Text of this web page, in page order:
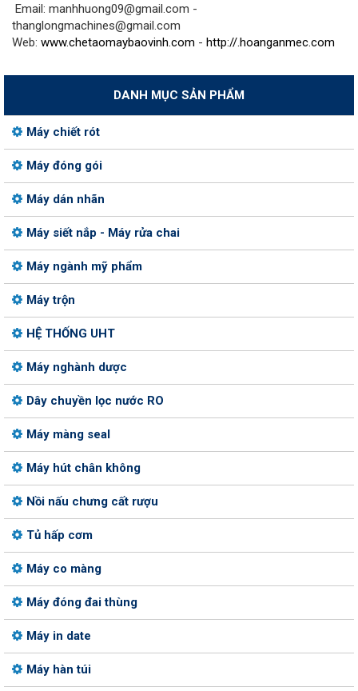
Email: manhhuong09@gmail.com -
thanglongmachines@gmail.com
Web: www.chetaomaybaovinh.com - http://.hoanganmec.com
DANH MỤC SẢN PHẨM
Máy chiết rót
Máy đóng gói
Máy dán nhãn
Máy siết nắp - Máy rửa chai
Máy ngành mỹ phẩm
Máy trộn
HỆ THỐNG UHT
Máy nghành dược
Dây chuyền lọc nước RO
Máy màng seal
Máy hút chân không
Nồi nấu chưng cất rượu
Tủ hấp cơm
Máy co màng
Máy đóng đai thùng
Máy in date
Máy hàn túi